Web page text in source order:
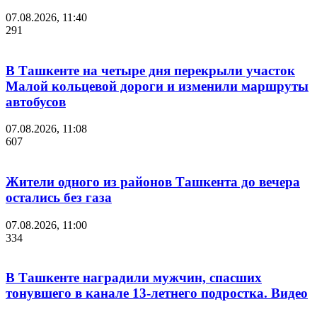
07.08.2026, 11:40
291
В Ташкенте на четыре дня перекрыли участок
Малой кольцевой дороги и изменили маршруты
автобусов
07.08.2026, 11:08
607
Жители одного из районов Ташкента до вечера
остались без газа
07.08.2026, 11:00
334
В Ташкенте наградили мужчин, спасших
тонувшего в канале 13-летнего подростка. Видео